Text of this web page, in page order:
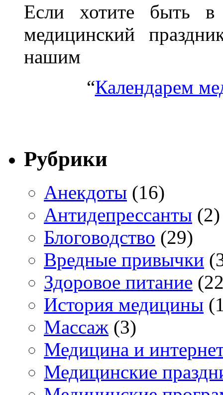
Если хотите быть в
медицинский
нашим
“Календарем
Рубрики
Анекдоты (16)
Антидепрессанты (2)
Блоговодство (29)
Вредные привычки
Здоровое питание
История медицины
Массаж (3)
Медицина и
Медицинские